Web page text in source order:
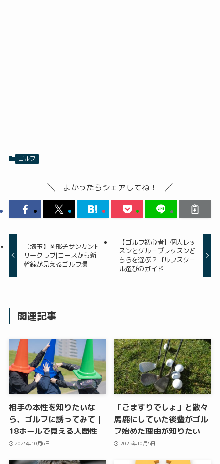
ゴルフ
よかったらシェアしてね！
【埼玉】岡部チサンカント
リークラブ|コースから新
幹線が見えるゴルフ場
【ゴルフ初心者】個人レッ
スンとグループレッスンど
ちらを選ぶ？ゴルフスクー
ル選びのガイド
関連記事
相手の本性を知りたいな
ら、ゴルフに誘ってみて｜
18ホールで見える人間性
2025年10月6日
「ごますりでしょ」と散々
馬鹿にしていた後輩がゴル
フ始めた理由が知りたい
2025年10月5日